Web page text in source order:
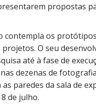
propostas
contempla os
O seu
até à fase de
dezenas de
paredes da sala de
de julho.